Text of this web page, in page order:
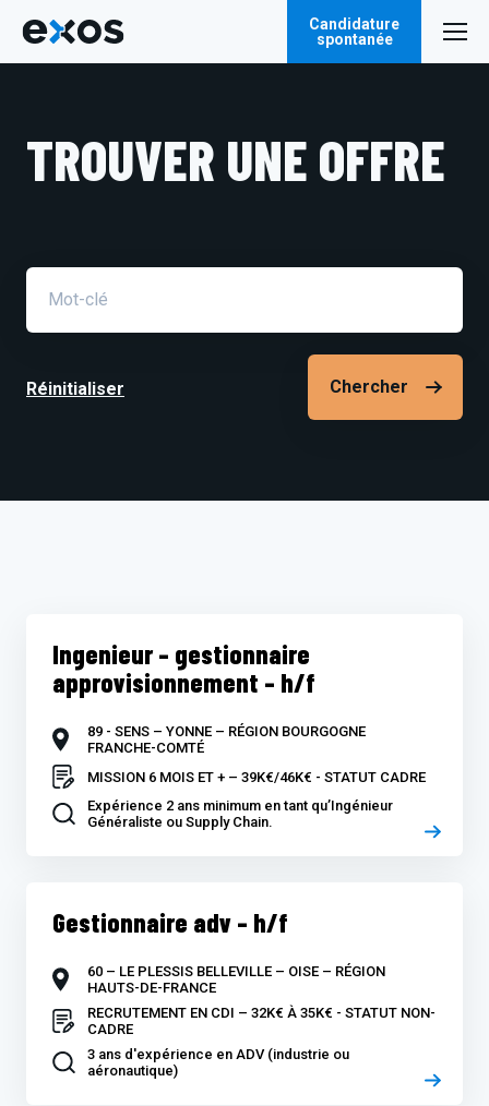
Candidature
spontanée
TROUVER UNE OFFRE
Champ
recherche
Réinitialiser
Ingenieur – gestionnaire
approvisionnement – h/f
89 - SENS – YONNE – RÉGION BOURGOGNE
FRANCHE-COMTÉ
MISSION 6 MOIS ET + – 39K€/46K€ - STATUT CADRE
Expérience 2 ans minimum en tant qu’Ingénieur
Généraliste ou Supply Chain.
Gestionnaire adv – h/f
60 – LE PLESSIS BELLEVILLE – OISE – RÉGION
HAUTS-DE-FRANCE
RECRUTEMENT EN CDI – 32K€ À 35K€ - STATUT NON-
CADRE
3 ans d'expérience en ADV (industrie ou
aéronautique)